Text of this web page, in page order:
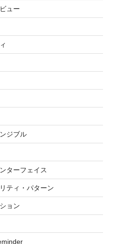
ュー
ジブル
ターフェイス
ティ・パターン
ョン